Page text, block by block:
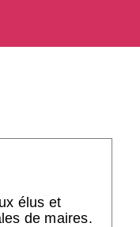
élus et
de maires.